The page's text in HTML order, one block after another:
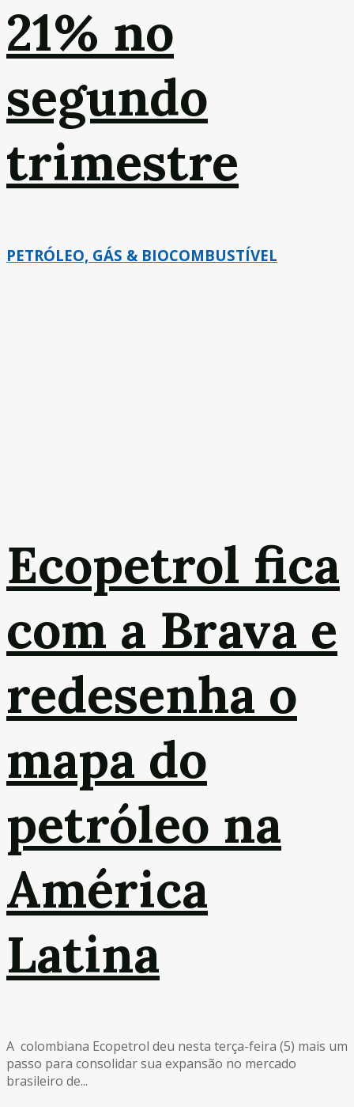
21% no
segundo
trimestre
PETRÓLEO, GÁS & BIOCOMBUSTÍVEL
Ecopetrol fica
com a Brava e
redesenha o
mapa do
petróleo na
América
Latina
A colombiana Ecopetrol deu nesta terça-feira (5) mais um
passo para consolidar sua expansão no mercado
brasileiro de...